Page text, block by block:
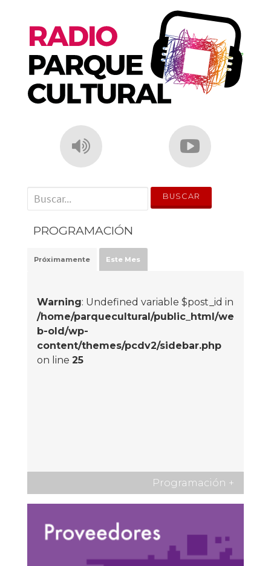
p
' . __('Search for:') . '
PROGRAMACIÓN
Próximamente Este Mes
Warning: Undefined variable $post_id in
/home/parquecultural/public_html/we
b-old/wp-
content/themes/pcdv2/sidebar.php
on line 25
Programación +